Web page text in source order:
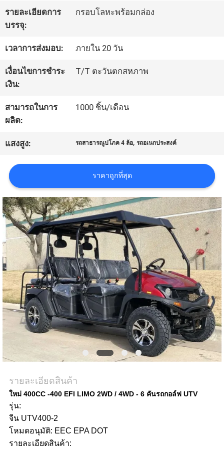
โรงงาน
ควบคุม
คุณภาพ
ติดต่อ
เรา
ขอ
ใบ
เสนอ
ราคา
แผนผัง
เว็บไซต์
ความ
เป็น
ส่วน
ตัว
รายละเอียดการ
บรรจุ:
กรอบโลหะพร้อมกล่อง
เวลาการส่งมอบ: ภายใน 20 วัน
เงื่อนไขการชำระ
เงิน:
T/T ตะวันตกสหภาพ
สามารถในการ
ผลิต:
1000 ชิ้น/เดือน
แสงสูง: รถสาธารณูปโภค 4 ล้อ,รถอเนกประสงค์
ราคาถูกที่สุด
รายละเอียดสินค้า
ใหม่ 400CC -400 EFI LIMO 2WD / 4WD - 6 คันรถกอล์ฟ UTV
รุ่น:
จีน UTV400-2
โหมดอนุมัติ: EEC EPA DOT
รายละเอียดสินค้า: